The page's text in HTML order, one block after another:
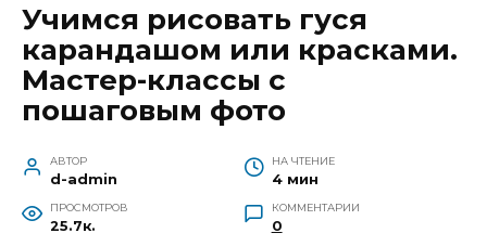
Учимся рисовать гуся
карандашом или красками.
Мастер-классы с
пошаговым фото
АВТОР
d-admin
НА ЧТЕНИЕ
4 мин
ПРОСМОТРОВ
25.7к.
КОММЕНТАРИИ
0